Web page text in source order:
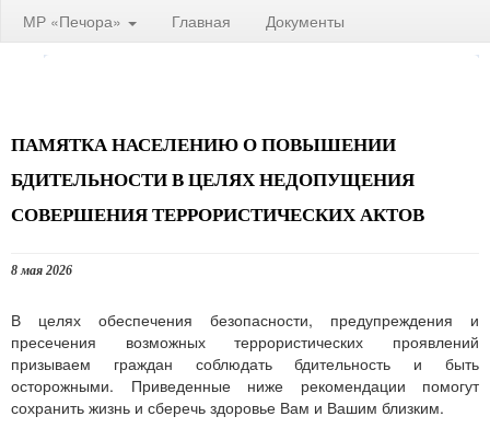
МР «Печора» Главная Документы
ПАМЯТКА НАСЕЛЕНИЮ О ПОВЫШЕНИИ
БДИТЕЛЬНОСТИ В ЦЕЛЯХ НЕДОПУЩЕНИЯ
СОВЕРШЕНИЯ ТЕРРОРИСТИЧЕСКИХ АКТОВ
8 мая 2026
В целях обеспечения безопасности, предупреждения и
пресечения возможных террористических проявлений
призываем граждан соблюдать бдительность и быть
осторожными. Приведенные ниже рекомендации помогут
сохранить жизнь и сберечь здоровье Вам и Вашим близким.